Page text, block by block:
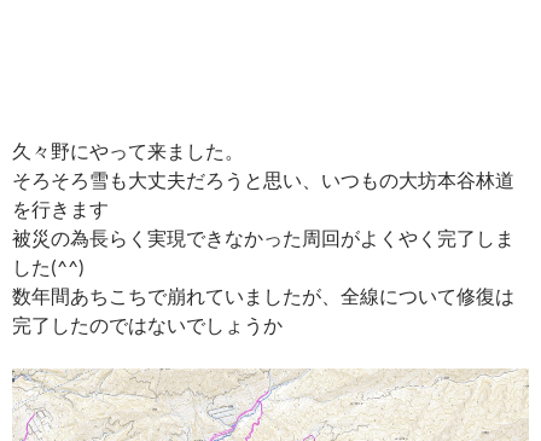
久々野にやって来ました。
そろそろ雪も大丈夫だろうと思い、いつもの大坊本谷林道
を行きます
被災の為長らく実現できなかった周回がよくやく完了しま
した(^^)
数年間あちこちで崩れていましたが、全線について修復は
完了したのではないでしょうか